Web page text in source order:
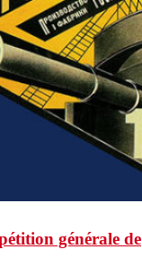
générale de